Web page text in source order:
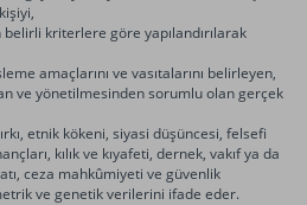
kriterlere göre yapılandırılarak
amaçlarını ve vasıtalarını belirleyen,
ve yönetilmesinden sorumlu olan gerçek
etnik kökeni, siyasi düşüncesi, felsefi
kılık ve kıyafeti, dernek, vakıf ya da
ceza mahkûmiyeti ve güvenlik
ve genetik verilerini ifade eder.